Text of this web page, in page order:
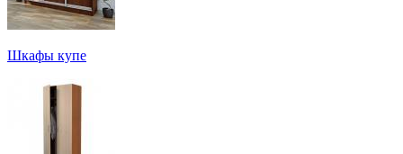
Шкафы купе